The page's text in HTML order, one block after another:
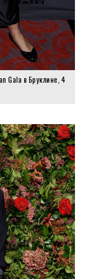
Gala в Бруклине, 4